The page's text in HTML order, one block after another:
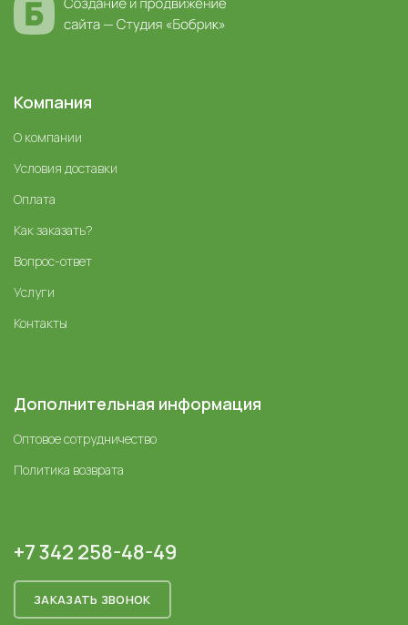
Компания
О компании
Условия доставки
Оплата
Как заказать?
Вопрос-ответ
Услуги
Контакты
Дополнительная информация
Оптовое сотрудничество
Политика возврата
+7 342 258-48-49
ЗАКАЗАТЬ ЗВОНОК